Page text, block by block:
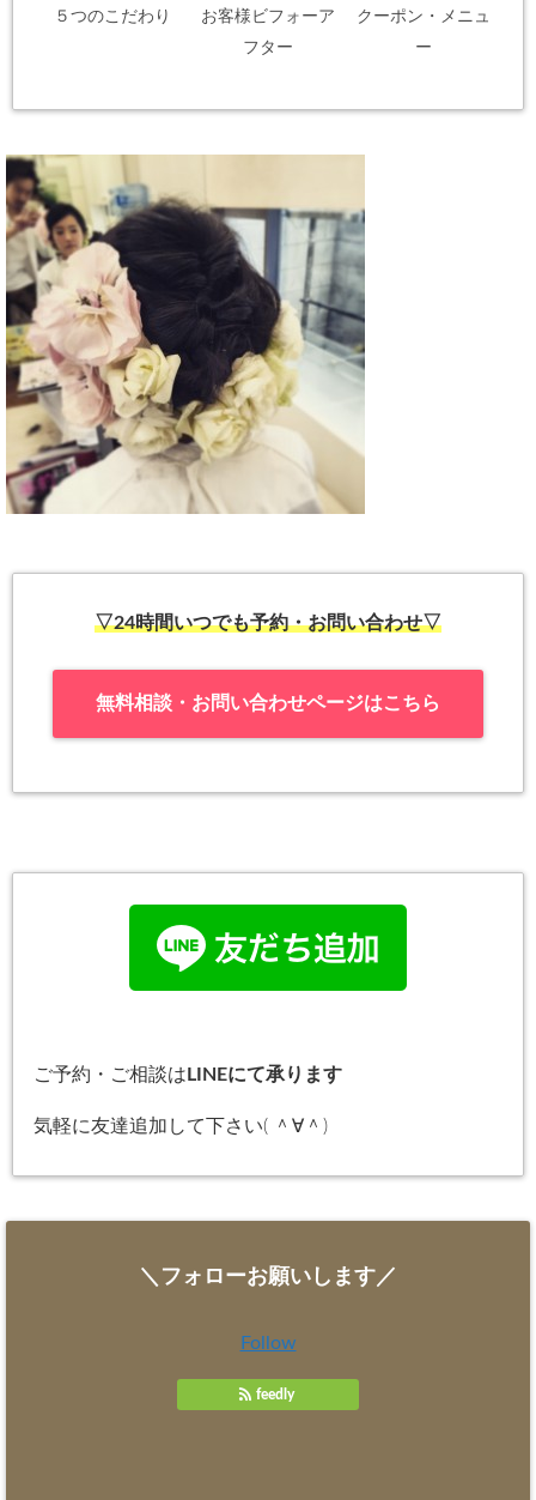
５つのこだわり
お客様ビフォーア
フター
クーポン・メニュ
ー
▽24時間いつでも予約・お問い合わせ▽
無料相談・お問い合わせページはこちら
ご予約・ご相談は LINEにて承ります
気軽に友達追加して下さい( ＾∀＾)
＼フォローお願いします／
Follow
feedly